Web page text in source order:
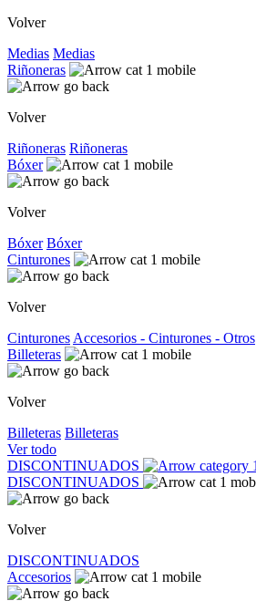
Volver
Medias Medias
Riñoneras
Volver
Riñoneras Riñoneras
Bóxer
Volver
Bóxer Bóxer
Cinturones
Volver
Cinturones Accesorios - Cinturones - Otros
Billeteras
Volver
Billeteras Billeteras
Ver todo
DISCONTINUADOS
DISCONTINUADOS
Volver
DISCONTINUADOS
Accesorios